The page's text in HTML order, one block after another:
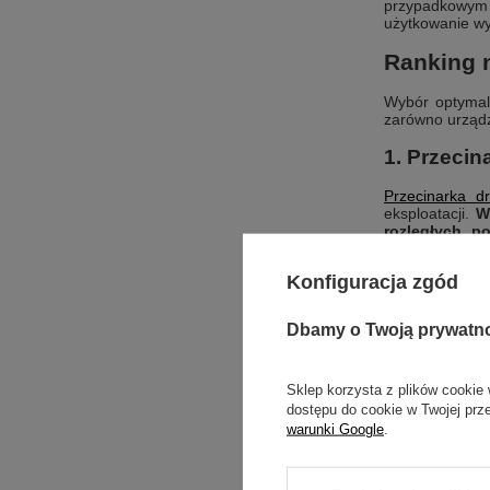
użytkowanie
Ranking
Wybór
zarówno
1.
Przecinarka
eksploatacji.
rozległych
Solidna
renowacji
2.
Przecinarka
Jednostka
efektywnie
Urządzenie
Konfiguracja zgód
Dbamy o Twoją
Sklep korzysta z plików cookie
dostępu do cookie w Twojej
warunki Google